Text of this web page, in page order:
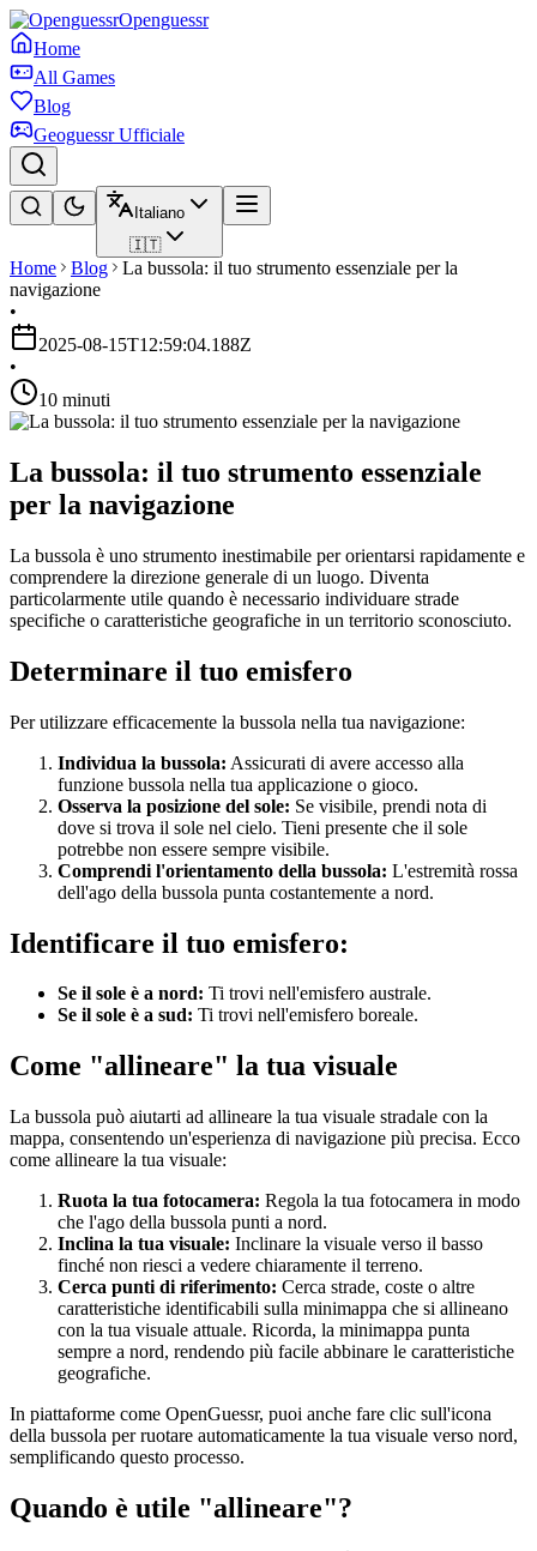
Openguessr
Home
All Games
Blog
Geoguessr Ufficiale
Italiano
🇮🇹
Home Blog
La bussola: il tuo strumento essenziale per la
navigazione
•
2025-08-15T12:59:04.188Z
•
10 minuti
La bussola: il tuo strumento essenziale
per la navigazione
La bussola è uno strumento inestimabile per orientarsi rapidamente e
comprendere la direzione generale di un luogo. Diventa
particolarmente utile quando è necessario individuare strade
specifiche o caratteristiche geografiche in un territorio sconosciuto.
Determinare il tuo emisfero
Per utilizzare efficacemente la bussola nella tua navigazione:
Individua la bussola: Assicurati di avere accesso alla
funzione bussola nella tua applicazione o gioco.
Osserva la posizione del sole: Se visibile, prendi nota di
dove si trova il sole nel cielo. Tieni presente che il sole
potrebbe non essere sempre visibile.
Comprendi l'orientamento della bussola: L'estremità rossa
dell'ago della bussola punta costantemente a nord.
Identificare il tuo emisfero:
Se il sole è a nord: Ti trovi nell'emisfero australe.
Se il sole è a sud: Ti trovi nell'emisfero boreale.
Come "allineare" la tua visuale
La bussola può aiutarti ad allineare la tua visuale stradale con la
mappa, consentendo un'esperienza di navigazione più precisa. Ecco
come allineare la tua visuale:
Ruota la tua fotocamera: Regola la tua fotocamera in modo
che l'ago della bussola punti a nord.
Inclina la tua visuale: Inclinare la visuale verso il basso
finché non riesci a vedere chiaramente il terreno.
Cerca punti di riferimento: Cerca strade, coste o altre
caratteristiche identificabili sulla minimappa che si allineano
con la tua visuale attuale. Ricorda, la minimappa punta
sempre a nord, rendendo più facile abbinare le caratteristiche
geografiche.
In piattaforme come OpenGuessr, puoi anche fare clic sull'icona
della bussola per ruotare automaticamente la tua visuale verso nord,
semplificando questo processo.
Quando è utile "allineare"?